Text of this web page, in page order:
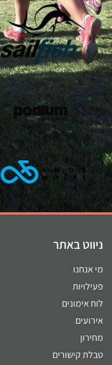
באתר
קישורים